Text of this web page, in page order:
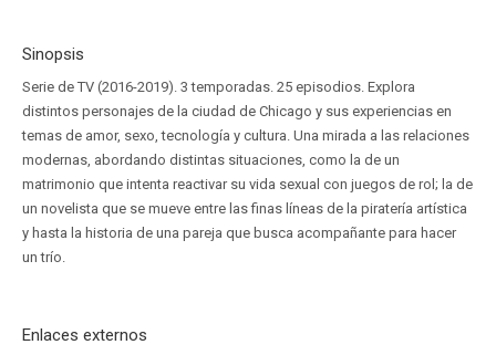
Sinopsis
Serie de TV (2016-2019). 3 temporadas. 25 episodios. Explora
distintos personajes de la ciudad de Chicago y sus experiencias en
temas de amor, sexo, tecnología y cultura. Una mirada a las relaciones
modernas, abordando distintas situaciones, como la de un
matrimonio que intenta reactivar su vida sexual con juegos de rol; la de
un novelista que se mueve entre las finas líneas de la piratería artística
y hasta la historia de una pareja que busca acompañante para hacer
un trío.
Enlaces externos